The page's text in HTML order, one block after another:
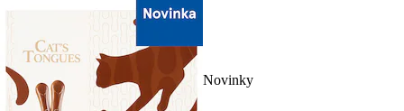
Novinky